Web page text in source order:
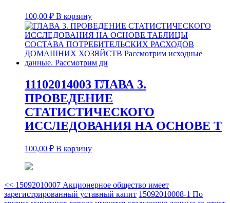
100,00 ₽ В корзину
11102014003 ГЛАВА 3.
ПРОВЕДЕНИЕ
СТАТИСТИЧЕСКОГО
ИССЛЕДОВАНИЯ НА ОСНОВЕ Т
100,00 ₽ В корзину
<< 15092010007 Акционерное общество имеет
зарегистрированный уставный капит 15092010008-1 По